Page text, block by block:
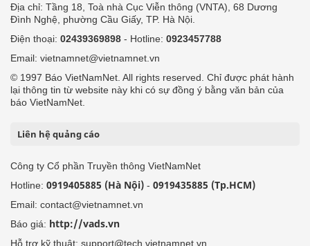
Địa chỉ: Tầng 18, Toà nhà Cục Viễn thông (VNTA), 68 Dương
Đình Nghệ, phường Cầu Giấy, TP. Hà Nội.
Điện thoại: 02439369898 - Hotline: 0923457788
Email: vietnamnet@vietnamnet.vn
© 1997 Báo VietNamNet. All rights reserved. Chỉ được phát hành
lại thông tin từ website này khi có sự đồng ý bằng văn bản của
báo VietNamNet.
Liên hệ quảng cáo
Công ty Cổ phần Truyền thông VietNamNet
Hotline: 0919405885 (Hà Nội) - 0919435885 (Tp.HCM)
Email: contact@vietnamnet.vn
Báo giá: http://vads.vn
Hỗ trợ kỹ thuật: support@tech.vietnamnet.vn